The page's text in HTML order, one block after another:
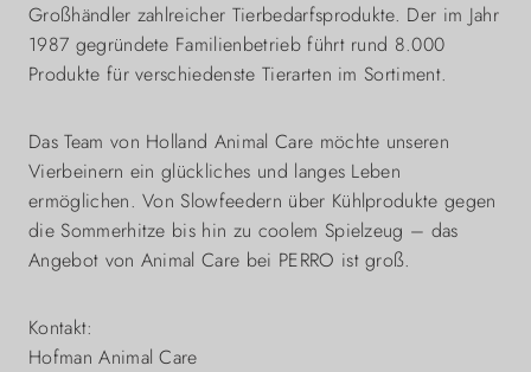
Großhändler zahlreicher Tierbedarfsprodukte. Der im Jahr
1987 gegründete Familienbetrieb führt rund 8.000
Produkte für verschiedenste Tierarten im Sortiment.
Das Team von Holland Animal Care möchte unseren
Vierbeinern ein glückliches und langes Leben
ermöglichen. Von Slowfeedern über Kühlprodukte gegen
die Sommerhitze bis hin zu coolem Spielzeug – das
Angebot von Animal Care bei PERRO ist groß.
Kontakt:
Hofman Animal Care